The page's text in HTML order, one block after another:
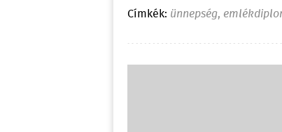
Címkék: ünnepség,